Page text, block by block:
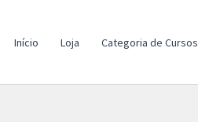
Início Loja Categoria de Cursos